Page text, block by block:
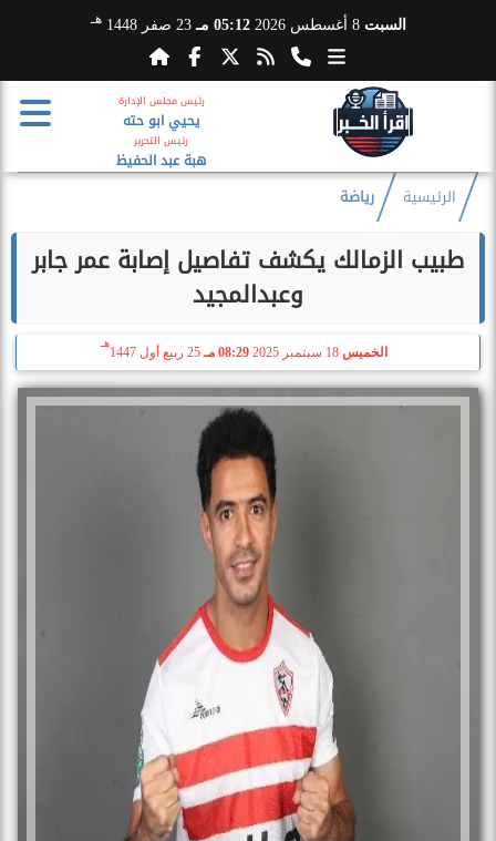
السبت 8 أغسطس 2026 05:12 مـ 23 صفر 1448 هـ
رئيس مجلس الإدارة
يحيي ابو حته
رئيس التحرير
هبة عبد الحفيظ
الرئيسية رياضة
طبيب الزمالك يكشف تفاصيل إصابة عمر جابر
وعبدالمجيد
الخميس 18 سبتمبر 2025 08:29 مـ 25 ربيع أول 1447
هـ